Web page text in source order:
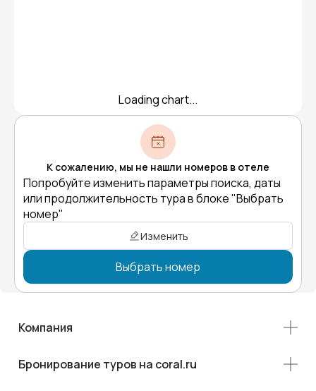
Loading chart...
К сожалению, мы не нашли номеров в отеле
Попробуйте изменить параметры поиска, даты
или продолжительность тура в блоке "Выбрать
номер"
Изменить
Выбрать номер
Компания
Бронирование туров на coral.ru